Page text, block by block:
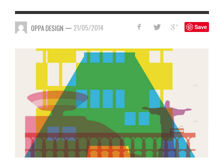
Save
OPPA DESIGN — 21/05/2014